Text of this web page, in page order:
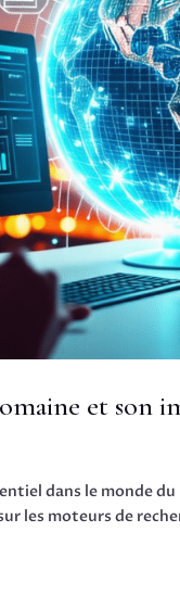
et son
dans le monde
les moteurs de